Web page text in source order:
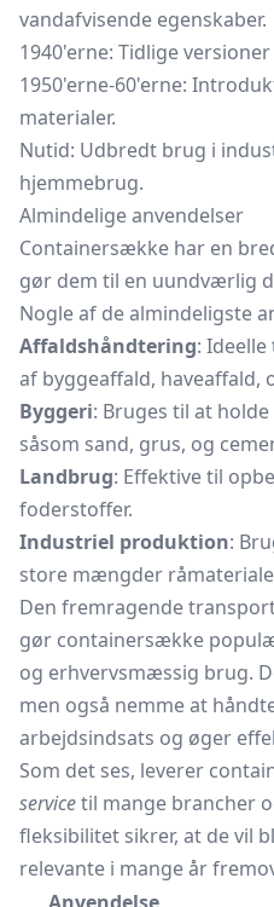
vandafvisende egenskaber.
1940'erne: Tidlige
1950'erne-60'erne:
materialer.
Nutid: Udbredt brug i
hjemmebrug.
Almindelige anvendelser
Containersække har en
gør dem til en uundværlig
Nogle af de almindeligste
Affaldshåndtering:
af byggeaffald, haveaffald,
Byggeri: Bruges til at
såsom sand, grus, og
Landbrug: Effektive til
foderstoffer.
Industriel produktion:
store mængder
Den fremragende
gør containersække
og erhvervsmæssig brug.
men også nemme at
arbejdsindsats og øger
Som det ses, leverer
servicetil mange brancher
fleksibilitet sikrer, at de vil
relevante i mange år